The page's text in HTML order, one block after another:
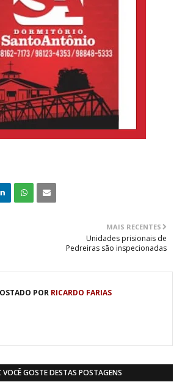
MAIS RECENTES
Unidades prisionais de
Pedreiras são inspecionadas
POR RICARDO FARIAS
VOCÊ GOSTE DESTAS POSTAGENS